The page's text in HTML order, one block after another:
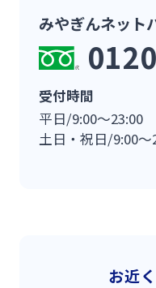
みやぎんネット
受付時間
平日/9:00〜23:00
土日・祝日/9:00〜
お近